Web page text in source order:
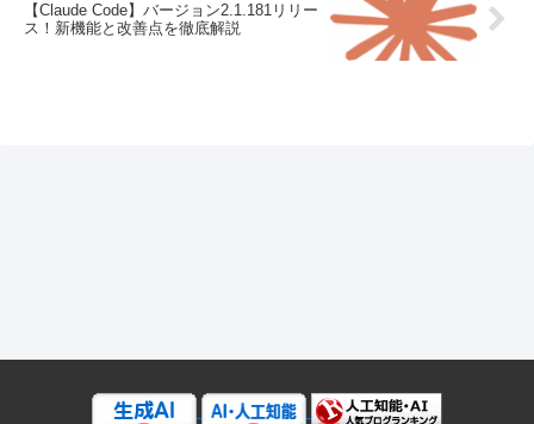
【Claude Code】バージョン2.1.181リリー
ス！新機能と改善点を徹底解説